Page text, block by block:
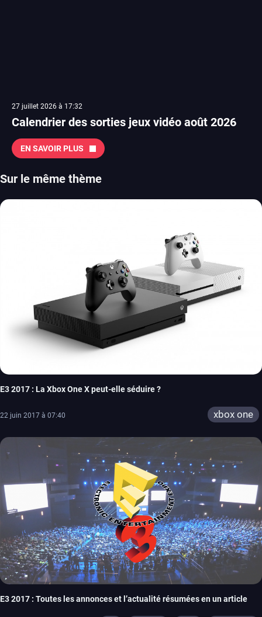
27 juillet 2026 à 17:32
Calendrier des sorties jeux vidéo août 2026
EN SAVOIR PLUS
Sur le même thème
E3 2017 : La Xbox One X peut-elle séduire ?
22 juin 2017 à 07:40 xbox one
E3 2017 : Toutes les annonces et l’actualité résumées en un article